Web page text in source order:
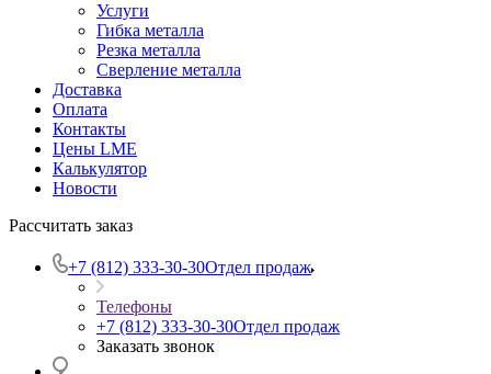
Услуги
Гибка металла
Резка металла
Сверление металла
Доставка
Оплата
Контакты
Цены LME
Калькулятор
Новости
Рассчитать заказ
+7 (812) 333-30-30Отдел продаж
Телефоны
+7 (812) 333-30-30Отдел продаж
Заказать звонок